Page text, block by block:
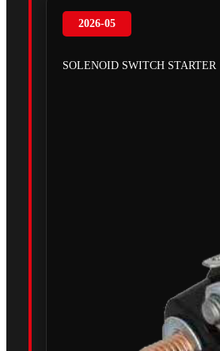
2026-05
SOLENOID SWITCH STARTER